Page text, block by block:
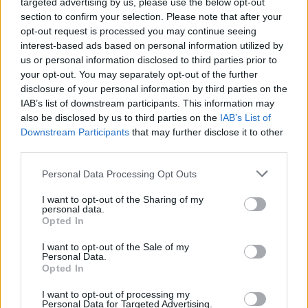
section to confirm your selection. Please note that after your
opt-out request is processed you may continue seeing
interest-based ads based on personal information utilized by
us or personal information disclosed to third parties prior to
your opt-out. You may separately opt-out of the further
disclosure of your personal information by third parties on the
IAB’s list of downstream participants. This information may
also be disclosed by us to third parties on the IAB’s List of
Downstream Participants that may further disclose it to other
Personal Data Processing Opt Outs
I want to opt-out of the Sharing of my
personal data.
Opted In
I want to opt-out of the Sale of my
Personal Data.
Opted In
I want to opt-out of processing my
Personal Data for Targeted Advertising.
Na silnici u Trhové Kamenice na Chrudimsku přibyly
pachové ohradníky proti zvěři
25.7.2026 17:10 | TRHOVÁ KAMENICE (ČTK)
Na kilometrovém úseku silnice
I/37 u Trhové Kamenice na
Chrudimsku přibyly pachové
ohradníky. Mají odradit zvěř
od vstupu na vozovku,
vyplývá z tiskové zprávy společnosti Generali Česká pojišťovna.
Jejich účinnost chce pojišťovna příští rok vyhodnotit. Podle
Ostravská zoo se zapojila do záchrany ibisů skalních ve
Španělsku
25.7.2026 17:00 | OSTRAVA (
Ostravská zoologická zahrada
se zapojila do nového projektu
Katalánsku. Cílem je posílení